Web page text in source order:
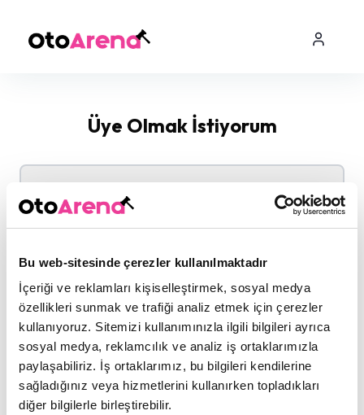
Bu web-sitesinde çerezler kullanılmaktadır
İçeriği ve reklamları kişiselleştirmek, sosyal medya
özellikleri sunmak ve trafiği analiz etmek için çerezler
kullanıyoruz. Sitemizi kullanımınızla ilgili bilgileri ayrıca
sosyal medya, reklamcılık ve analiz iş ortaklarımızla
paylaşabiliriz. İş ortaklarımız, bu bilgileri kendilerine
sağladığınız veya hizmetlerini kullanırken topladıkları
diğer bilgilerle birleştirebilir.
Üye Olmak İstiyorum
Kurumsal Üyelik
Şirketiniz için üyelik başvurusu yapın
Bireysel Üyelik
Bireysel olarak üyelik başvurusu yapın